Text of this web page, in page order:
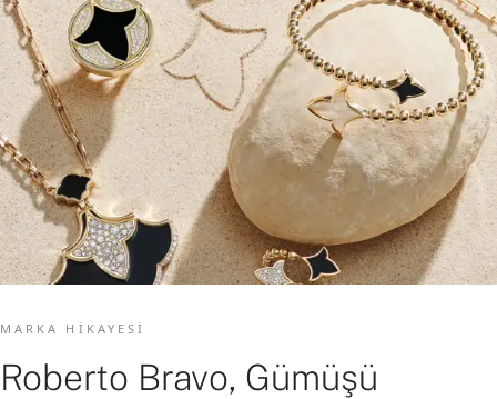
MARKA HIKAYESI
Roberto Bravo, Gümüşü